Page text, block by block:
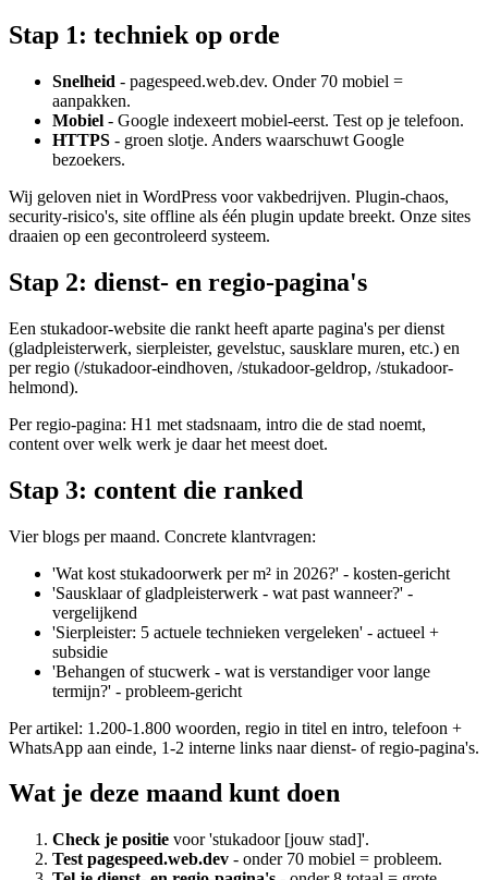
Stap 1: techniek op orde
Snelheid - pagespeed.web.dev. Onder 70 mobiel =
aanpakken.
Mobiel - Google indexeert mobiel-eerst. Test op je telefoon.
HTTPS - groen slotje. Anders waarschuwt Google
bezoekers.
Wij geloven niet in WordPress voor vakbedrijven. Plugin-chaos,
security-risico's, site offline als één plugin update breekt. Onze sites
draaien op een gecontroleerd systeem.
Stap 2: dienst- en regio-pagina's
Een stukadoor-website die rankt heeft aparte pagina's per dienst
(gladpleisterwerk, sierpleister, gevelstuc, sausklare muren, etc.) en
per regio (/stukadoor-eindhoven, /stukadoor-geldrop, /stukadoor-
helmond).
Per regio-pagina: H1 met stadsnaam, intro die de stad noemt,
content over welk werk je daar het meest doet.
Stap 3: content die ranked
Vier blogs per maand. Concrete klantvragen:
'Wat kost stukadoorwerk per m² in 2026?' - kosten-gericht
'Sausklaar of gladpleisterwerk - wat past wanneer?' -
vergelijkend
'Sierpleister: 5 actuele technieken vergeleken' - actueel +
subsidie
'Behangen of stucwerk - wat is verstandiger voor lange
termijn?' - probleem-gericht
Per artikel: 1.200-1.800 woorden, regio in titel en intro, telefoon +
WhatsApp aan einde, 1-2 interne links naar dienst- of regio-pagina's.
Wat je deze maand kunt doen
Check je positie voor 'stukadoor [jouw stad]'.
Test pagespeed.web.dev - onder 70 mobiel = probleem.